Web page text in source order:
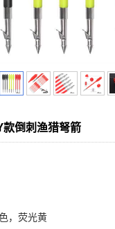
倒刺渔猎弩箭
，荧光黄